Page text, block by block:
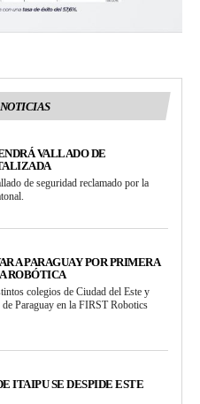
VALLADO DE
de seguridad reclamado por la
A PARAGUAY POR PRIMERA
ROBÓTICA
colegios de Ciudad del Este y
Paraguay en la FIRST Robotics
ITAIPU SE DESPIDE ESTE